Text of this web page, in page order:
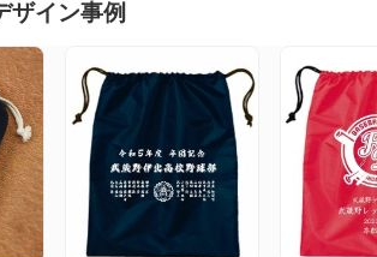
ザイン事例